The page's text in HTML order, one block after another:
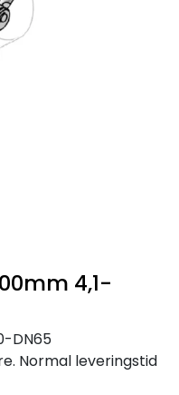
4,1-
DN65
Normal leveringstid